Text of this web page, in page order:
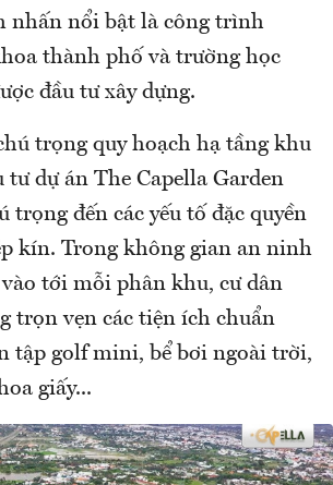
nhấn nổi bật là công trình
thành phố và trường học
đầu tư xây dựng.
trọng quy hoạch hạ tầng khu
tư dự án The Capella Garden
trọng đến các yếu tố đặc quyền
kín. Trong không gian an ninh
tới mỗi phân khu, cư dân
trọn vẹn các tiện ích chuẩn
tập golf mini, bể bơi ngoài trời,
giấy...